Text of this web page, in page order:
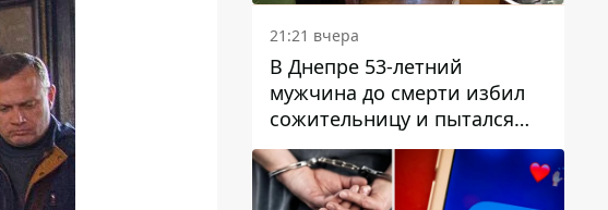
21:21 вчера
В Днепре 53-летний
мужчина до смерти избил
сожительницу и пытался
скрыть преступление:
детали